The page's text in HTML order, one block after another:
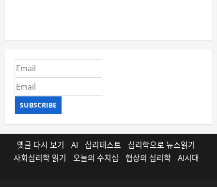
SUBSCRIBE
옛글 다시 보기 AI 심리테스트
심리학으로 뉴스읽기
사회심리학 읽기
오늘의 수치심 협상의 심리학 AI시대